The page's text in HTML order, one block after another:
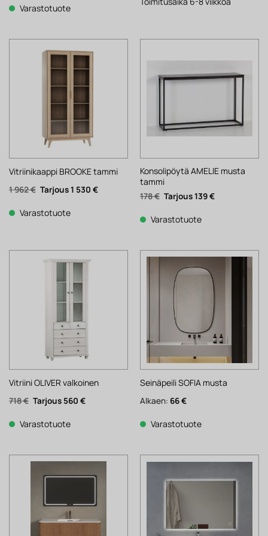
664 €.
Varastotuote
Vitriinikaappi BROOKE tammi
1 962€ Alkuperäinen
hinta
1
962 €.
1 530 €Nykyinen
Varastotuote
Konsolipöytä AMELIE musta
tammi
178€ Alkuperäinen
hinta
178 €.
139€Nykyinen
Varastotuote
Vitriini OLIVER valkoinen
718€ Alkuperäinen
hinta
718 €.
560 €Nykyinen
Varastotuote
Seinäpeili SOFIA musta
Alkaen: 66€
Varastotuote